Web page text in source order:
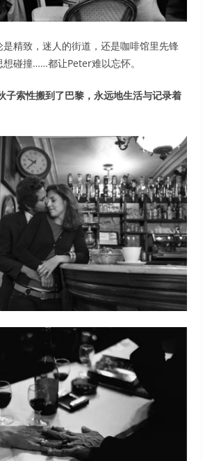
是精致，迷人的街道，还是咖啡馆里先锋
碰撞……都让Peter难以忘怀。
子索性搬到了巴黎，永远地生活与记录着